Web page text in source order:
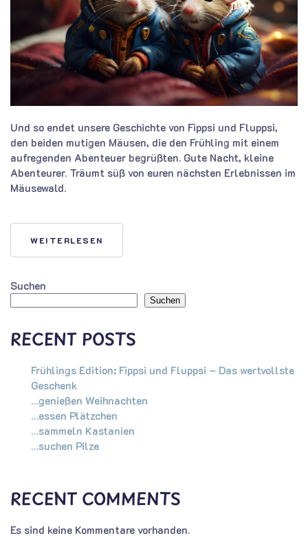
Und so endet unsere Geschichte von Fippsi und Fluppsi,
den beiden mutigen Mäusen, die den Frühling mit einem
aufregenden Abenteuer begrüßten. Gute Nacht, kleine
Abenteurer. Träumt süß von euren nächsten Erlebnissen im
Mäusewald.
WEITERLESEN
Suchen
Suchen
RECENT POSTS
Frühlings Edition: Fippsi und Fluppsi – Das wertvollste
Geschenk
…genießen Weihnachten
…essen Plätzchen
…sammeln Kastanien
…suchen Pilze
RECENT COMMENTS
Es sind keine Kommentare vorhanden.